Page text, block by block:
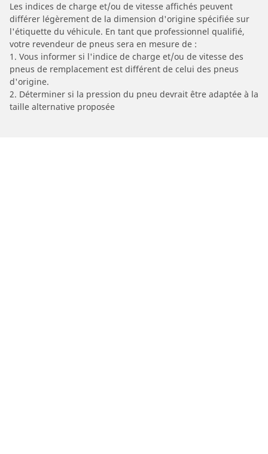
Les indices de charge et/ou de vitesse affichés peuvent
différer légèrement de la dimension d'origine spécifiée sur
l'étiquette du véhicule. En tant que professionnel qualifié,
votre revendeur de pneus sera en mesure de :
1. Vous informer si l'indice de charge et/ou de vitesse des
pneus de remplacement est différent de celui des pneus
d'origine.
2. Déterminer si la pression du pneu devrait être adaptée à la
taille alternative proposée